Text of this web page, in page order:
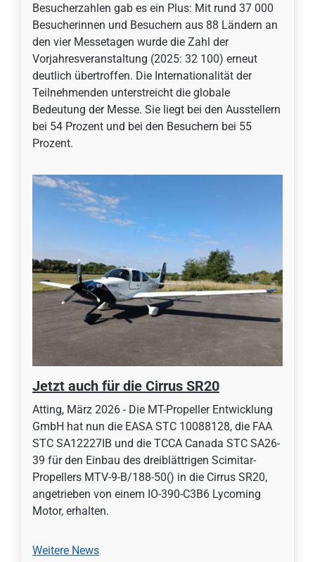
Besucherzahlen gab es ein Plus: Mit rund 37 000
Besucherinnen und Besuchern aus 88 Ländern an
den vier Messetagen wurde die Zahl der
Vorjahresveranstaltung (2025: 32 100) erneut
deutlich übertroffen. Die Internationalität der
Teilnehmenden unterstreicht die globale
Bedeutung der Messe. Sie liegt bei den Ausstellern
bei 54 Prozent und bei den Besuchern bei 55
Prozent.
Jetzt auch für die Cirrus SR20
Atting, März 2026 - Die MT-Propeller Entwicklung
GmbH hat nun die EASA STC 10088128, die FAA
STC SA12227IB und die TCCA Canada STC SA26-
39 für den Einbau des dreiblättrigen Scimitar-
Propellers MTV-9-B/188-50() in die Cirrus SR20,
angetrieben von einem IO-390-C3B6 Lycoming
Motor, erhalten.
Weitere News